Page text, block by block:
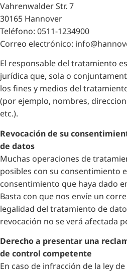
Vahrenwalder Str. 7
30165 Hannover
Teléfono: 0511-1234900
Correo electrónico:
El responsable del tratamiento
jurídica que, sola o
los fines y medios del
(por ejemplo, nombres,
etc.).
Revocación de su
de datos
Muchas operaciones de
posibles con su consentimiento
consentimiento que haya dado
Basta con que nos envíe un
legalidad del tratamiento de
revocación no se verá afectada
Derecho a presentar una
de control competente
En caso de infracción de la ley